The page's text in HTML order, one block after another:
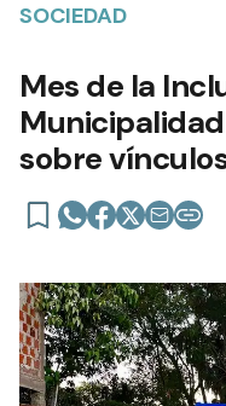
SOCIEDAD
Mes de la
sobre